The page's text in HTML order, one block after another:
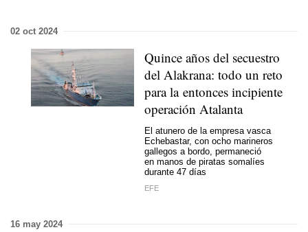
02 oct 2024
Quince años del secuestro
del Alakrana: todo un reto
para la entonces incipiente
operación Atalanta
El atunero de la empresa vasca
Echebastar, con ocho marineros
gallegos a bordo, permaneció
en manos de piratas somalíes
durante 47 días
EFE
16 may 2024